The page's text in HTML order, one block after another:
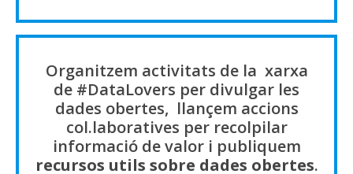
Organitzem activitats de la xarxa
de #DataLovers per divulgar les
dades obertes, llançem accions
col.laboratives per recolpilar
informació de valor i publiquem
recursos utils sobre dades obertes.